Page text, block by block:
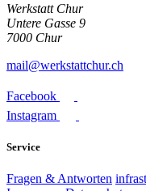
Werkstatt Chur
Untere Gasse 9
7000 Chur
mail@werkstattchur.ch
Facebook
Instagram
Service
Fragen & Antworten